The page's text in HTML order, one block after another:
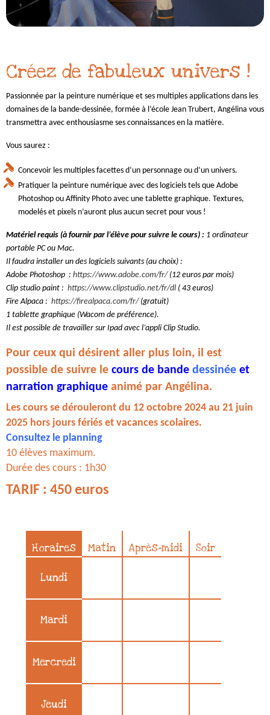
Créez de fabuleux univers !
Passionnée par la peinture numérique et ses multiples applications dans les
domaines de la bande-dessinée, formée à l’école Jean Trubert, Angélina vous
transmettra avec enthousiasme ses connaissances en la matière.
Vous saurez :
Concevoir les multiples facettes d’un personnage ou d’un univers.
Pratiquer la peinture numérique avec des logiciels tels que Adobe
Photoshop ou Affinity Photo avec une tablette graphique. Textures,
modelés et pixels n’auront plus aucun secret pour vous !
Matériel requis (à fournir par l’élève pour suivre le cours) : 1 ordinateur
portable PC ou Mac.
Il faudra installer un des logiciels suivants (au choix) :
Adobe Photoshop : https://www.adobe.com/fr/(12 euros par mois)
Clip studio paint : https://www.clipstudio.net/fr/dl ( 43 euros)
Fire Alpaca : https://firealpaca.com/fr/(gratuit)
1 tablette graphique (Wacom de préférence).
Il est possible de travailler sur Ipad avec l’appli Clip Studio.
Pour ceux qui désirent aller plus loin, il est
possible de suivre le cours de bande dessinée et
narration graphique animé par Angélina.
Les cours se dérouleront du 12 octobre 2024 au 21 juin
2025 hors jours fériés et vacances scolaires.
Consultez le planning
10 élèves maximum.
Durée des cours : 1h30
TARIF : 450 euros
Horaires Matin Après-midi Soir
Lundi
Mardi
Mercredi
Jeudi